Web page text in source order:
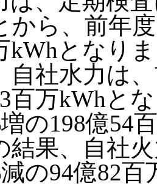
から、前年
kWhとなり
自社水力は
百万kWhと
増の198億54
果、自社
減の94億82